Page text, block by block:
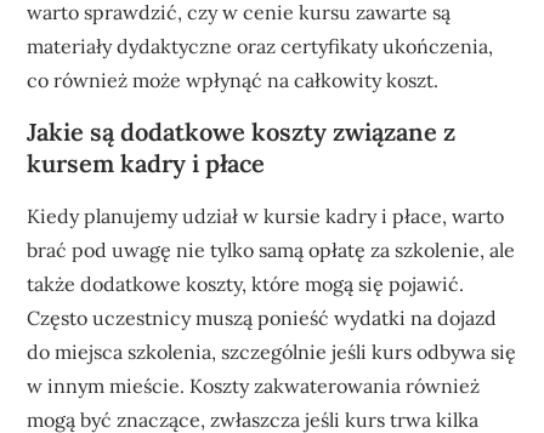
warto sprawdzić, czy w cenie kursu zawarte są
materiały dydaktyczne oraz certyfikaty ukończenia,
co również może wpłynąć na całkowity koszt.
Jakie są dodatkowe koszty związane z
kursem kadry i płace
Kiedy planujemy udział w kursie kadry i płace, warto
brać pod uwagę nie tylko samą opłatę za szkolenie, ale
także dodatkowe koszty, które mogą się pojawić.
Często uczestnicy muszą ponieść wydatki na dojazd
do miejsca szkolenia, szczególnie jeśli kurs odbywa się
w innym mieście. Koszty zakwaterowania również
mogą być znaczące, zwłaszcza jeśli kurs trwa kilka